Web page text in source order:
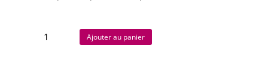
Ajouter au panier